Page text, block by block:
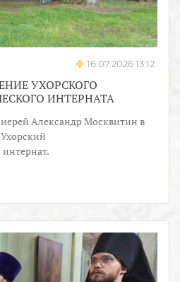
16.07.2026 13:12
УХОРСКОГО
ИНТЕРНАТА
Александр Москвитин в